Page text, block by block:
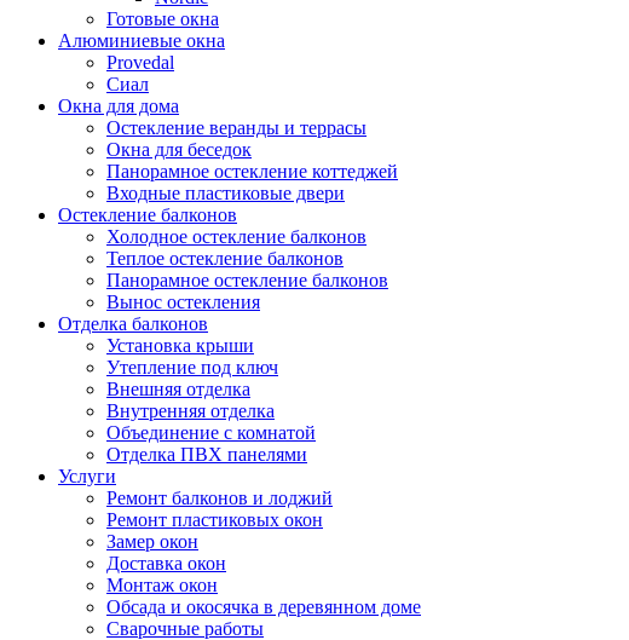
Готовые окна
Алюминиевые окна
Provedal
Сиал
Окна для дома
Остекление веранды и террасы
Окна для беседок
Панорамное остекление коттеджей
Входные пластиковые двери
Остекление балконов
Холодное остекление балконов
Теплое остекление балконов
Панорамное остекление балконов
Вынос остекления
Отделка балконов
Установка крыши
Утепление под ключ
Внешняя отделка
Внутренняя отделка
Объединение с комнатой
Отделка ПВХ панелями
Услуги
Ремонт балконов и лоджий
Ремонт пластиковых окон
Замер окон
Доставка окон
Монтаж окон
Обсада и окосячка в деревянном доме
Сварочные работы